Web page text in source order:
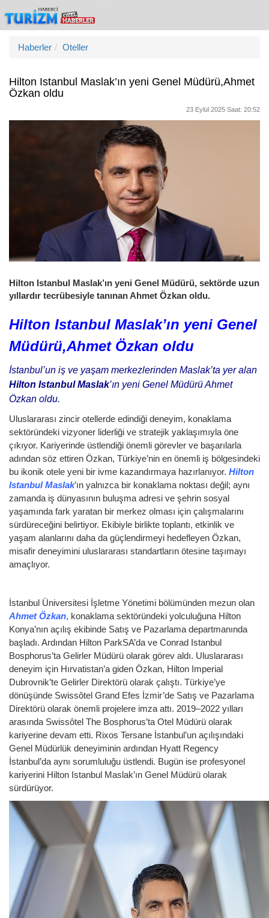
Haberler Oteller
Hilton Istanbul Maslak’ın yeni Genel Müdürü,Ahmet
Özkan oldu
23 Eylül 2025 Saat: 20:52
Hilton Istanbul Maslak’ın yeni Genel Müdürü, sektörde uzun
yıllardır tecrübesiyle tanınan Ahmet Özkan oldu.
Hilton Istanbul Maslak’ın yeni Genel
Müdürü,Ahmet Özkan oldu
İstanbul’un iş ve yaşam merkezlerinden Maslak’ta yer alan
Hilton Istanbul Maslak’ın yeni Genel Müdürü Ahmet
Özkan oldu.
Uluslararası zincir otellerde edindiği deneyim, konaklama
sektöründeki vizyoner liderliği ve stratejik yaklaşımıyla öne
çıkıyor. Kariyerinde üstlendiği önemli görevler ve başarılarla
adından söz ettiren Özkan, Türkiye’nin en önemli iş bölgesindeki
bu ikonik otele yeni bir ivme kazandırmaya hazırlanıyor. Hilton
Istanbul Maslak’ın yalnızca bir konaklama noktası değil; aynı
zamanda iş dünyasının buluşma adresi ve şehrin sosyal
yaşamında fark yaratan bir merkez olması için çalışmalarını
sürdüreceğini belirtiyor. Ekibiyle birlikte toplantı, etkinlik ve
yaşam alanlarını daha da güçlendirmeyi hedefleyen Özkan,
misafir deneyimini uluslararası standartların ötesine taşımayı
amaçlıyor.
İstanbul Üniversitesi İşletme Yönetimi bölümünden mezun olan
Ahmet Özkan, konaklama sektöründeki yolculuğuna Hilton
Konya’nın açılış ekibinde Satış ve Pazarlama departmanında
başladı. Ardından Hilton ParkSA’da ve Conrad Istanbul
Bosphorus’ta Gelirler Müdürü olarak görev aldı. Uluslararası
deneyim için Hırvatistan’a giden Özkan, Hilton Imperial
Dubrovnik’te Gelirler Direktörü olarak çalıştı. Türkiye’ye
dönüşünde Swissôtel Grand Efes İzmir’de Satış ve Pazarlama
Direktörü olarak önemli projelere imza attı. 2019–2022 yılları
arasında Swissôtel The Bosphorus’ta Otel Müdürü olarak
kariyerine devam etti. Rixos Tersane İstanbul’un açılışındaki
Genel Müdürlük deneyiminin ardından Hyatt Regency
İstanbul’da aynı sorumluluğu üstlendi. Bugün ise profesyonel
kariyerini Hilton Istanbul Maslak’ın Genel Müdürü olarak
sürdürüyor.